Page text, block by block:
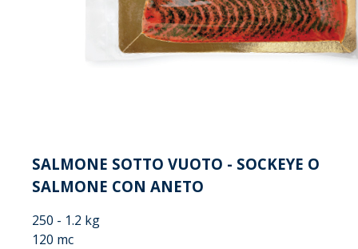
SALMONE SOTTO VUOTO - SOCKEYE O
SALMONE CON ANETO
250 - 1.2 kg
120 mc